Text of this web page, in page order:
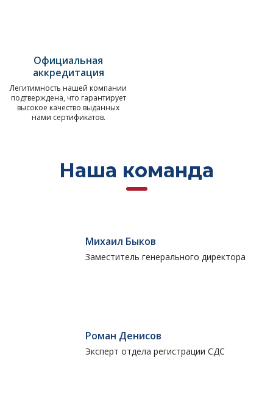
Официальная
аккредитация
Легитимность нашей компании
подтверждена, что гарантирует
высокое качество выданных
нами сертификатов.
Наша команда
Михаил Быков
Заместитель генерального директора
Роман Денисов
Эксперт отдела регистрации СДС